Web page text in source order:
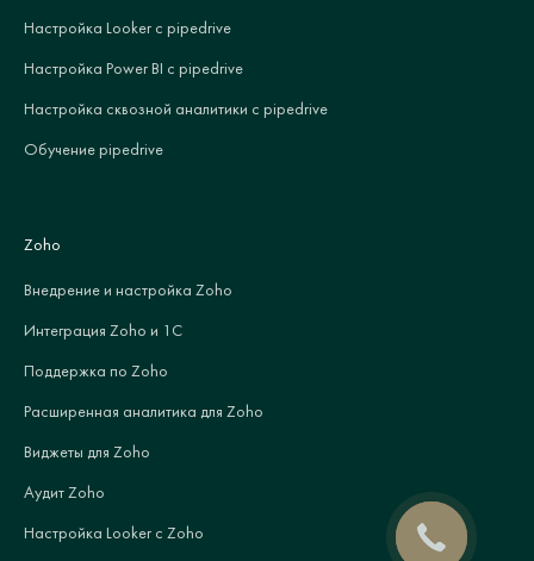
Настройка Looker с pipedrive
Настройка Power BI с pipedrive
Настройка сквозной аналитики с pipedrive
Обучение pipedrive
Zoho
Внедрение и настройка Zoho
Интеграция Zoho и 1С
Поддержка по Zoho
Расширенная аналитика для Zoho
Виджеты для Zoho
Аудит Zoho
Настройка Looker с Zoho